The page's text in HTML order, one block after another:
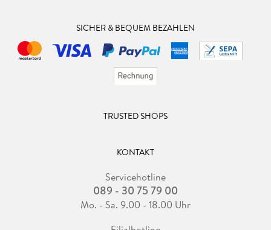
SICHER & BEQUEM BEZAHLEN
TRUSTED SHOPS
KONTAKT
Servicehotline
089 - 30 75 79 00
Mo. - Sa. 9.00 - 18.00 Uhr